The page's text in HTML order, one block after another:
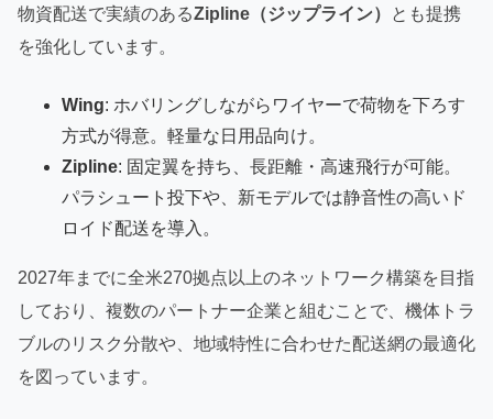
物資配送で実績のあるZipline（ジップライン）
とも提携
を強化しています。
Wing: ホバリングしながらワイヤーで荷物を下ろす
方式が得意。軽量な日用品向け。
Zipline: 固定翼を持ち、長距離・高速飛行が可能。
パラシュート投下や、新モデルでは静音性の高いド
ロイド配送を導入。
2027年までに全米270拠点以上のネットワーク構築を目指
しており、複数のパートナー企業と組むことで、機体トラ
ブルのリスク分散や、地域特性に合わせた配送網の最適化
を図っています。